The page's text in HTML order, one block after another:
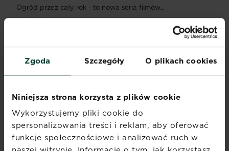
Zgoda Szczegóły O plikach cookies
Niniejsza strona korzysta z plików cookie
Wykorzystujemy pliki cookie do
spersonalizowania treści i reklam, aby oferować
funkcje społecznościowe i analizować ruch w
Ogród przez cały rok - to nowa seria filmów...
Obejrzyj teraz